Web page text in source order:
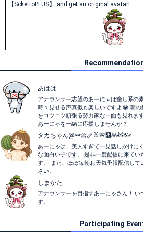
【SckettoPLUS】 and get an original avatar!
あはは
アナウンサー志望のあーにゃは癒し系の
時々見せる声真似も楽しいですよ😂 朝
をコツコツ頑張る努力家な一面も見れま
あーにゃを一緒に応援しませんか？
タカちゃん@🫛🎀🪈🐰🌸🩻🥞🧸👓
あーにゃは、美人すぎて一見話しかけに
な面白い子です。 是非一度配信に来てい
す。 また、ほぼ毎朝お天気予報配信し
さい。
しまかた
アナウンサーを目指すあーにゃさん！
す。
Participating